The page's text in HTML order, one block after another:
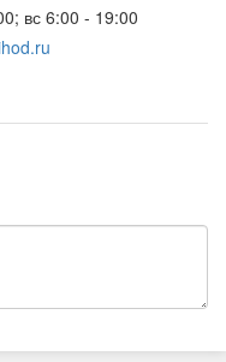
вс 6:00 - 19:00